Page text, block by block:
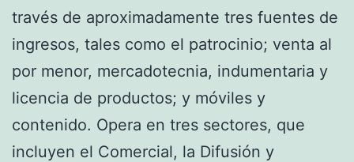
través de aproximadamente tres fuentes de
ingresos, tales como el patrocinio; venta al
por menor, mercadotecnia, indumentaria y
licencia de productos; y móviles y
contenido. Opera en tres sectores, que
incluyen el Comercial, la Difusión y